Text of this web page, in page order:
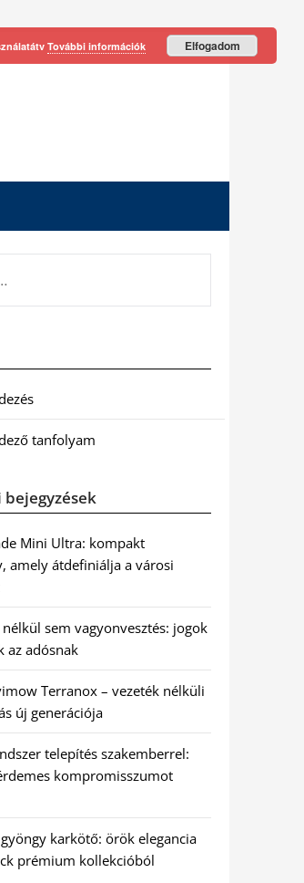
tanfolyam
Mini Ultra: kompakt
amely átdefiniálja a városi
sem vagyonvesztés: jogok
az adósnak
Terranox – vezeték nélküli
új generációja
telepítés szakemberrel:
kompromisszumot
karkötő: örök elegancia
prémium kollekcióból
További információk Elfogadom